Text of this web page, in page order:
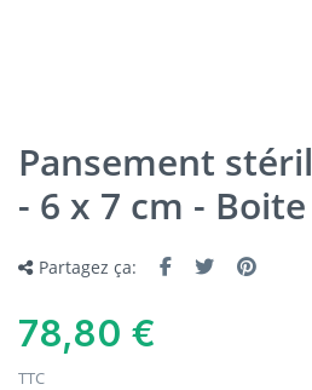
Pansement
- 6 x 7 cm -
Partagez ça:
78,80 €
TTC